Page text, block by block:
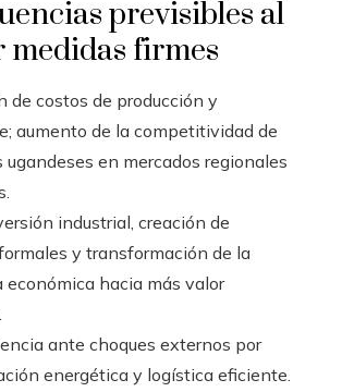
previsibles al
medidas firmes
de costos de producción y
aumento de la competitividad de
ugandeses en mercados regionales
industrial, creación de
y transformación de la
económica hacia más valor
ante choques externos por
energética y logística eficiente.